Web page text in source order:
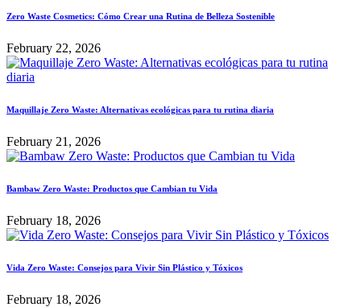
Zero Waste Cosmetics: Cómo Crear una Rutina de Belleza Sostenible
February 22, 2026
Maquillaje Zero Waste: Alternativas ecológicas para tu rutina diaria
February 21, 2026
Bambaw Zero Waste: Productos que Cambian tu Vida
February 18, 2026
Vida Zero Waste: Consejos para Vivir Sin Plástico y Tóxicos
February 18, 2026